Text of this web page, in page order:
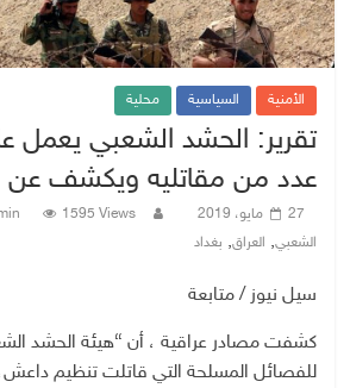
الأمنية السياسية محلية
تقرير: الحشد الشعبي يعمل
عدد من مقاتليه ويكشف عن
27 مايو، 2019 1595 Views
الشعبي, العراق, بغداد
سيل نيوز / متابعة
كشفت مصادر عراقية ، أن “هيئة الحشد
للفصائل المسلحة التي قاتلت تنظيم